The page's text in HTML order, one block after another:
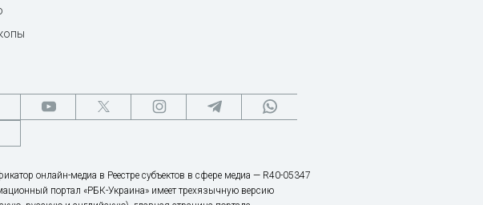
онлайн-медиа в Реестре субъектов в сфере медиа — R40-05347
портал «РБК-Украина» имеет трехязычную версию